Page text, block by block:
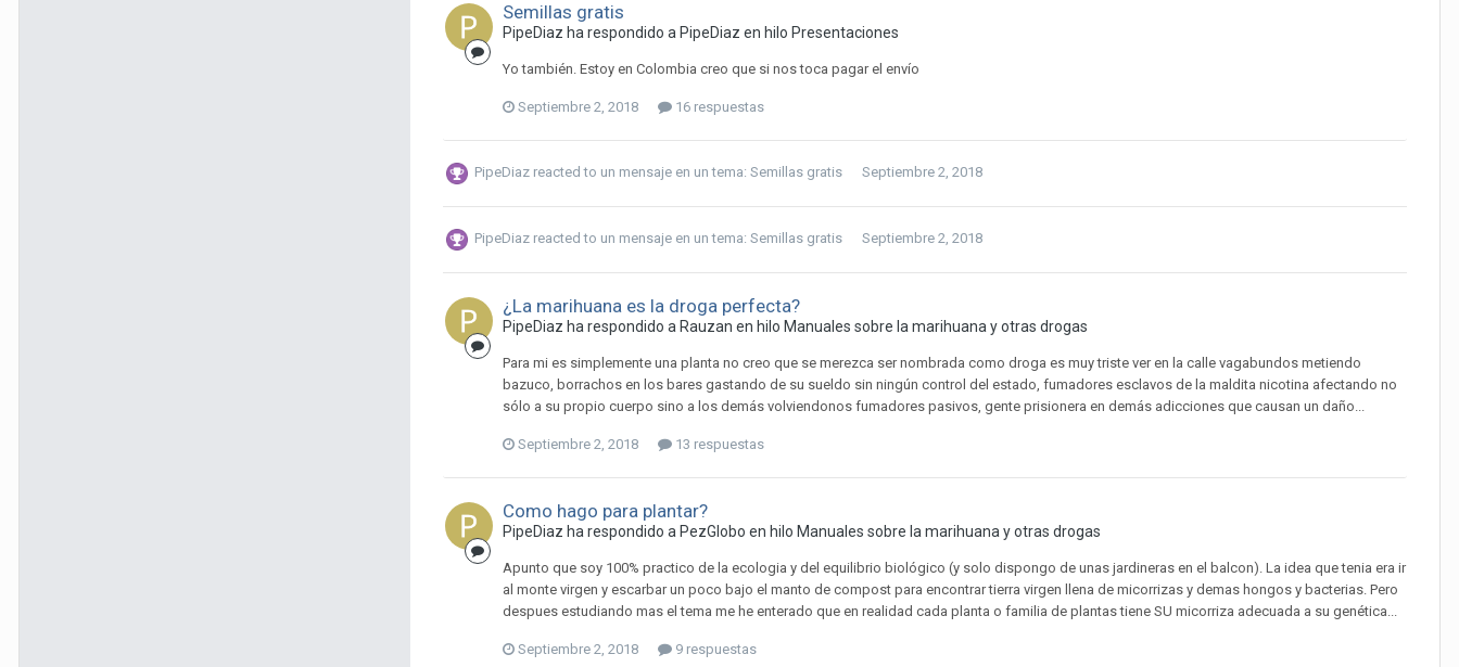
Semillas gratis
PipeDiaz ha respondido a PipeDiaz en hilo Presentaciones
Yo también. Estoy en Colombia creo que si nos toca pagar el envío
Septiembre 2, 2018 16 respuestas
PipeDiaz reacted to un mensaje en un tema: Semillas gratis Septiembre 2, 2018
PipeDiaz reacted to un mensaje en un tema: Semillas gratis Septiembre 2, 2018
¿La marihuana es la droga perfecta?
PipeDiaz ha respondido a Rauzan en hilo Manuales sobre la marihuana y otras drogas
Para mi es simplemente una planta no creo que se merezca ser nombrada como droga es muy triste ver en la calle vagabundos metiendo
bazuco, borrachos en los bares gastando de su sueldo sin ningún control del estado, fumadores esclavos de la maldita nicotina afectando no
sólo a su propio cuerpo sino a los demás volviendonos fumadores pasivos, gente prisionera en demás adicciones que causan un daño...
Septiembre 2, 2018 13 respuestas
Como hago para plantar?
PipeDiaz ha respondido a PezGlobo en hilo Manuales sobre la marihuana y otras drogas
Apunto que soy 100% practico de la ecologia y del equilibrio biológico (y solo dispongo de unas jardineras en el balcon). La idea que tenia era ir
al monte virgen y escarbar un poco bajo el manto de compost para encontrar tierra virgen llena de micorrizas y demas hongos y bacterias. Pero
despues estudiando mas el tema me he enterado que en realidad cada planta o familia de plantas tiene SU micorriza adecuada a su genética...
Septiembre 2, 2018 9 respuestas